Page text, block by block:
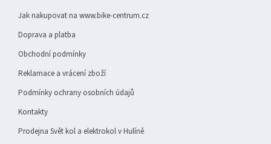
Jak nakupovat na www.bike-centrum.cz
Doprava a platba
Obchodní podmínky
Reklamace a vrácení zboží
Podmínky ochrany osobních údajů
Kontakty
Prodejna Svět kol a elektrokol v Hulíně